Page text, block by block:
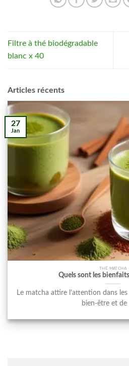
Filtre à thé biodégradable
blanc x 40
Articles récents
THÉ MATCHA
Quels sont les
Le matcha attire l’attention dans
bien-être et de
27
Jan